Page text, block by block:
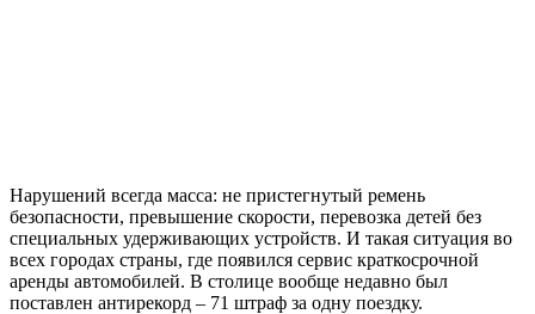
Нарушений всегда масса: не пристегнутый ремень
безопасности, превышение скорости, перевозка детей без
специальных удерживающих устройств. И такая ситуация во
всех городах страны, где появился сервис краткосрочной
аренды автомобилей. В столице вообще недавно был
поставлен антирекорд – 71 штраф за одну поездку.